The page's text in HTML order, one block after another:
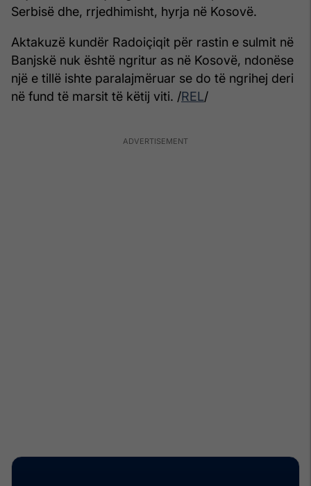
Serbisë dhe, rrjedhimisht, hyrja në Kosovë.
Aktakuzë kundër Radoiçiqit për rastin e sulmit në
Banjskë nuk është ngritur as në Kosovë, ndonëse
një e tillë ishte paralajmëruar se do të ngrihej deri
në fund të marsit të këtij viti. /REL/